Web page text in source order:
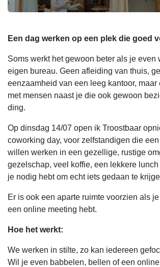
Een dag werken op een plek die goed
Soms werkt het gewoon beter als je even
eigen bureau. Geen afleiding van thuis,
eenzaamheid van een leeg kantoor, maar
met mensen naast je die ook gewoon
ding.
Op dinsdag 14/07 open ik Troostbaar
coworking day, voor zelfstandigen die
willen werken in een gezellige, rustige
gezelschap, veel koffie, een lekkere
je nodig hebt om echt iets gedaan te
Er is ook een aparte ruimte voorzien als
een online meeting hebt.
Hoe het werkt:
We werken in stilte, zo kan iedereen
Wil je even babbelen, bellen of een